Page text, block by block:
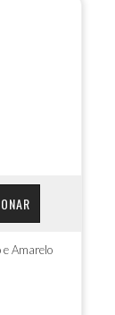
e Amarelo